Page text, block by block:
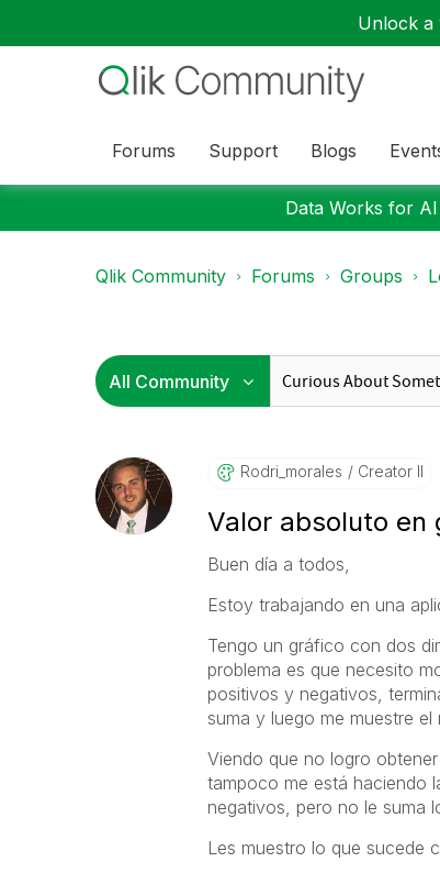
Unlock a
Forums Support Blogs
Data Works for
Qlik Community Forums Groups
Rodri_morales Creator II
Valor absoluto en
Buen día a todos,
Estoy trabajando en una
Tengo un gráfico con dos
problema es que necesito
positivos y negativos,
suma y luego me muestre
Viendo que no logro
tampoco me está haciendo
negativos, pero no le suma
Les muestro lo que sucede